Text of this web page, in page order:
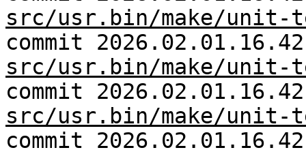
src/usr.bin/make/unit-
commit
src/usr.bin/make/unit-
commit
src/usr.bin/make/unit-
commit